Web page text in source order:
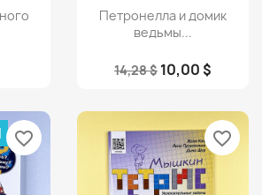
Просмотр
Петронелла и домик
ведьмы...
14,28 $ 10,00 $
favorite_border favorite_border